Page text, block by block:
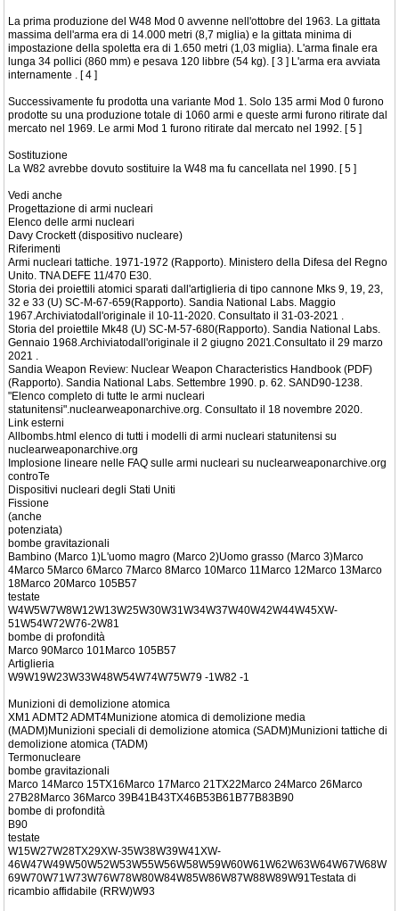
La prima produzione del W48 Mod 0 avvenne nell'ottobre del 1963. La gittata
massima dell'arma era di 14.000 metri (8,7 miglia) e la gittata minima di
impostazione della spoletta era di 1.650 metri (1,03 miglia). L'arma finale era
lunga 34 pollici (860 mm) e pesava 120 libbre (54 kg). [ 3 ] L'arma era avviata
internamente . [ 4 ]
Successivamente fu prodotta una variante Mod 1. Solo 135 armi Mod 0 furono
prodotte su una produzione totale di 1060 armi e queste armi furono ritirate dal
mercato nel 1969. Le armi Mod 1 furono ritirate dal mercato nel 1992. [ 5 ]
Sostituzione
La W82 avrebbe dovuto sostituire la W48 ma fu cancellata nel 1990. [ 5 ]
Vedi anche
Progettazione di armi nucleari
Elenco delle armi nucleari
Davy Crockett (dispositivo nucleare)
Riferimenti
Armi nucleari tattiche. 1971-1972 (Rapporto). Ministero della Difesa del Regno
Unito. TNA DEFE 11/470 E30.
Storia dei proiettili atomici sparati dall'artiglieria di tipo cannone Mks 9, 19, 23,
32 e 33 (U) SC-M-67-659(Rapporto). Sandia National Labs. Maggio
1967.Archiviatodall'originale il 10-11-2020. Consultato il 31-03-2021 .
Storia del proiettile Mk48 (U) SC-M-57-680(Rapporto). Sandia National Labs.
Gennaio 1968.Archiviatodall'originale il 2 giugno 2021.Consultato il 29 marzo
2021 .
Sandia Weapon Review: Nuclear Weapon Characteristics Handbook (PDF)
(Rapporto). Sandia National Labs. Settembre 1990. p. 62. SAND90-1238.
"Elenco completo di tutte le armi nucleari
statunitensi".nuclearweaponarchive.org. Consultato il 18 novembre 2020.
Link esterni
Allbombs.html elenco di tutti i modelli di armi nucleari statunitensi su
nuclearweaponarchive.org
Implosione lineare nelle FAQ sulle armi nucleari su nuclearweaponarchive.org
controTe
Dispositivi nucleari degli Stati Uniti
Fissione
(anche
potenziata)
bombe gravitazionali
Bambino (Marco 1)L'uomo magro (Marco 2)Uomo grasso (Marco 3)Marco
4Marco 5Marco 6Marco 7Marco 8Marco 10Marco 11Marco 12Marco 13Marco
18Marco 20Marco 105B57
testate
W4W5W7W8W12W13W25W30W31W34W37W40W42W44W45XW-
51W54W72W76-2W81
bombe di profondità
Marco 90Marco 101Marco 105B57
Artiglieria
W9W19W23W33W48W54W74W75W79 -1W82 -1
Munizioni di demolizione atomica
XM1 ADMT2 ADMT4Munizione atomica di demolizione media
(MADM)Munizioni speciali di demolizione atomica (SADM)Munizioni tattiche di
demolizione atomica (TADM)
Termonucleare
bombe gravitazionali
Marco 14Marco 15TX16Marco 17Marco 21TX22Marco 24Marco 26Marco
27B28Marco 36Marco 39B41B43TX46B53B61B77B83B90
bombe di profondità
B90
testate
W15W27W28TX29XW-35W38W39W41XW-
46W47W49W50W52W53W55W56W58W59W60W61W62W63W64W67W68W
69W70W71W73W76W78W80W84W85W86W87W88W89W91Testata di
ricambio affidabile (RRW)W93